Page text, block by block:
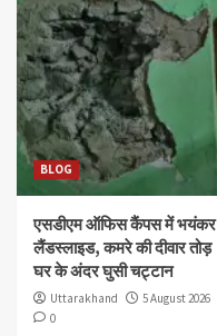
BLOG
एसडीएम ऑफिस कैंपस में भयंकर
लैंडस्लाइड, कमरे की दीवार तोड़
घर के अंदर घुसी चट्टान
Uttarakhand
5 August 2026
0